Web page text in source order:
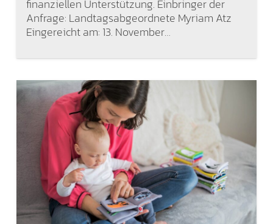
finanziellen Unterstützung. Einbringer der
Anfrage: Landtagsabgeordnete Myriam Atz
Eingereicht am: 13. November…